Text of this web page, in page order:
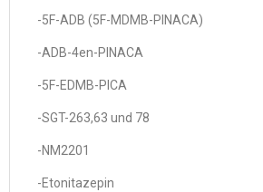
-5F-ADB (5F-MDMB-PINACA)
-ADB-4en-PINACA
-5F-EDMB-PICA
-SGT-263,63 und 78
-NM2201
-Etonitazepin